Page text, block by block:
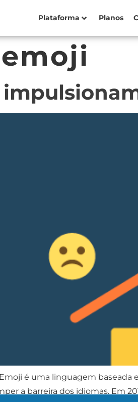
Plataforma Planos
emoji
é uma linguagem baseada
a barreira dos idiomas. Em